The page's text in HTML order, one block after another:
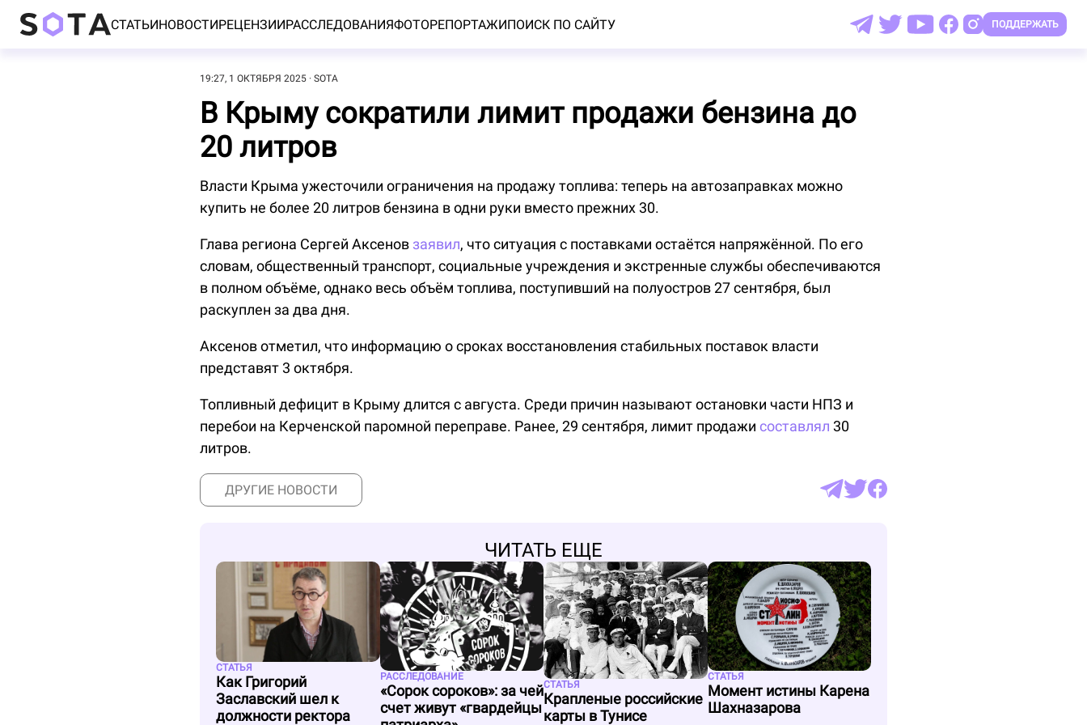
СТАТЬИНОВОСТИРЕЦЕНЗИИРАССЛЕДОВАНИЯФОТОРЕПОРТАЖИПОИСК ПО САЙТУ ПОДДЕРЖАТЬ
19:27, 1 ОКТЯБРЯ 2025 SOTA
В Крыму сократили лимит продажи бензина до
20 литров
Власти Крыма ужесточили ограничения на продажу топлива: теперь на автозаправках можно
купить не более 20 литров бензина в одни руки вместо прежних 30.
Глава региона Сергей Аксенов заявил, что ситуация с поставками остаётся напряжённой. По его
словам, общественный транспорт, социальные учреждения и экстренные службы обеспечиваются
в полном объёме, однако весь объём топлива, поступивший на полуостров 27 сентября, был
раскуплен за два дня.
Аксенов отметил, что информацию о сроках восстановления стабильных поставок власти
представят 3 октября.
Топливный дефицит в Крыму длится с августа. Среди причин называют остановки части НПЗ и
перебои на Керченской паромной переправе. Ранее, 29 сентября, лимит продажи составлял 30
литров.
ДРУГИЕ НОВОСТИ
ЧИТАТЬ ЕЩЕ
СТАТЬЯ
Как Григорий
Заславский шел к
должности ректора
РАССЛЕДОВАНИЕ
«Сорок сороков»: за чей
счет живут «гвардейцы
СТАТЬЯ
Крапленые российские
карты в Тунисе
СТАТЬЯ
Момент истины Карена
Шахназарова